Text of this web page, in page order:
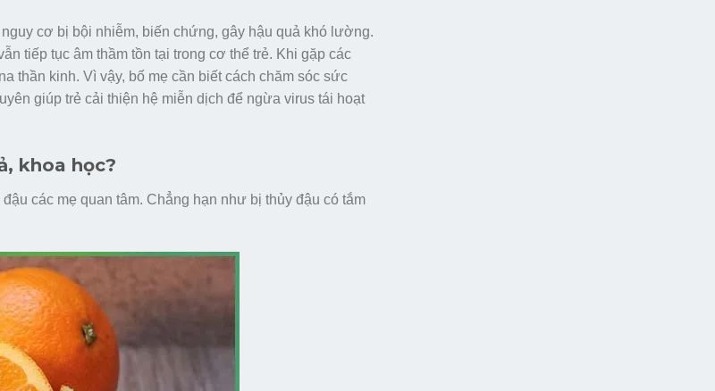
cơ bị bội nhiễm, biến chứng, gây hậu quả khó lường.
tiếp tục âm thầm tồn tại trong cơ thể trẻ. Khi gặp các
thần kinh. Vì vậy, bố mẹ cần biết cách chăm sóc sức
giúp trẻ cải thiện hệ miễn dịch để ngừa virus tái hoạt
khoa học?
các mẹ quan tâm. Chẳng hạn như bị thủy đậu có tắm